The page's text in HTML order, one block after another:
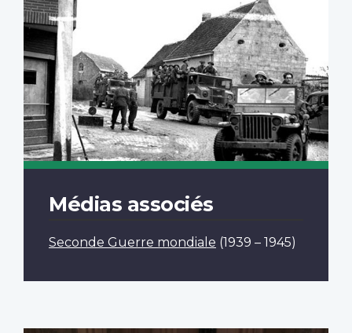
Médias associés
Seconde Guerre mondiale (1939 – 1945)